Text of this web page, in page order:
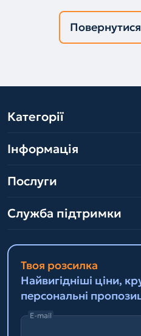
Категорії
Інформація
Послуги
Служба підтримки
Твоя розсилка
Найвигідніші ціни,
персональні
E-mail